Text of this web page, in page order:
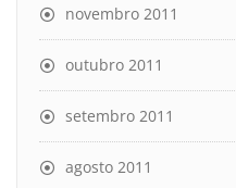
novembro 2011
outubro 2011
setembro 2011
agosto 2011